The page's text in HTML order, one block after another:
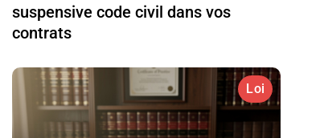
suspensive code civil dans vos
contrats
Loi